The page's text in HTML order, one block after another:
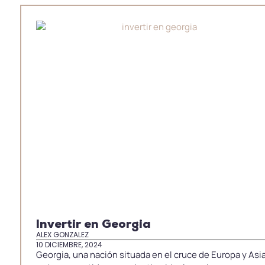
Invertir en Georgia
ALEX GONZALEZ
10 DICIEMBRE, 2024
Georgia, una nación situada en el cruce de Europa y